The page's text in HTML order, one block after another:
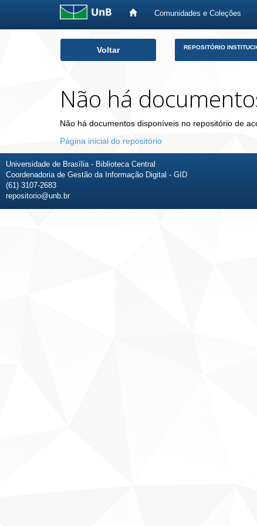
Comunidades e Coleções
Voltar REPOSITÓRIO
Não há
Não há documentos disponíveis no repositório de
Página inicial do repositório
Universidade de Brasília - Biblioteca Central
Coordenadoria de Gestão da Informação Digital - GID
(61) 3107-2683
repositorio@unb.br